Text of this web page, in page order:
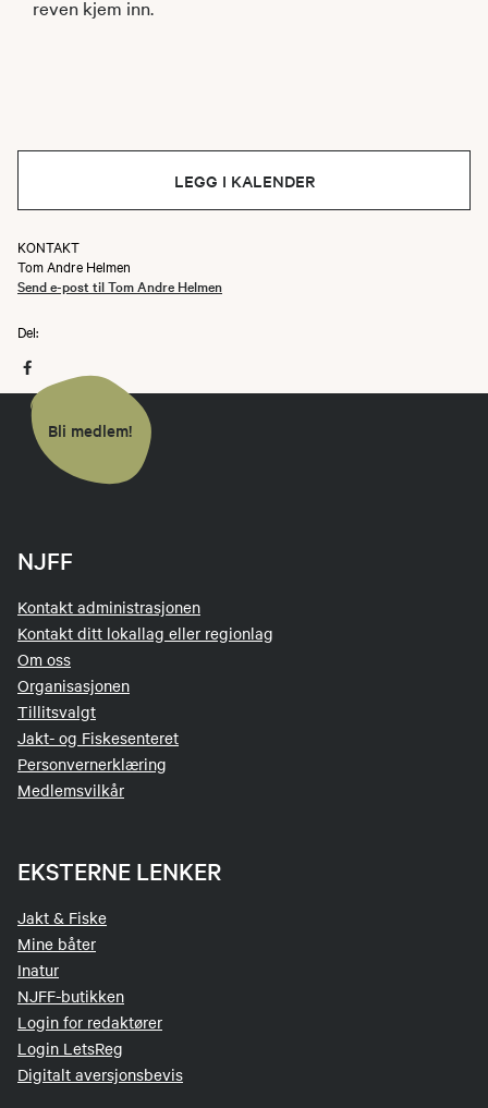
reven kjem inn.
LEGG I KALENDER
KONTAKT
Tom Andre Helmen
Send e-post til Tom Andre Helmen
Del:
Bli medlem!
NJFF
Kontakt administrasjonen
Kontakt ditt lokallag eller regionlag
Om oss
Organisasjonen
Tillitsvalgt
Jakt- og Fiskesenteret
Personvernerklæring
Medlemsvilkår
EKSTERNE LENKER
Jakt & Fiske
Mine båter
Inatur
NJFF-butikken
Login for redaktører
Login LetsReg
Digitalt aversjonsbevis